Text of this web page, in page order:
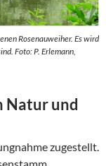
Rosenauweiher. Es wird
Foto: P. Erlemann,
Natur und
zugestellt.